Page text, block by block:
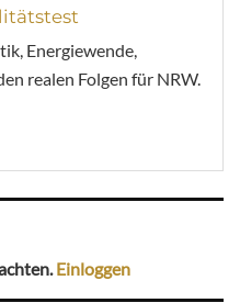
Energiewende,
realen Folgen für NRW.
Einloggen